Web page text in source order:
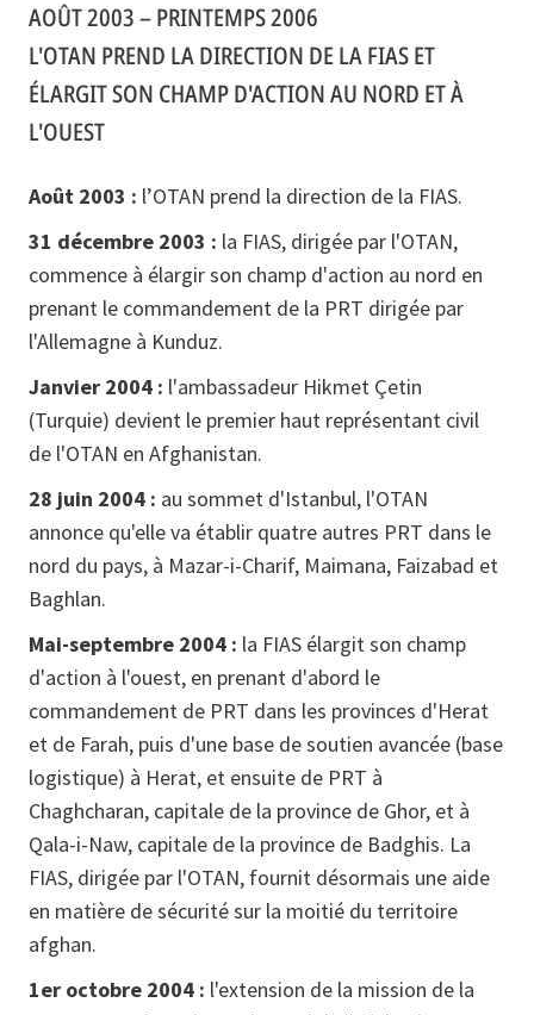
AOÛT 2003 – PRINTEMPS 2006
L'OTAN PREND LA DIRECTION DE LA FIAS ET
ÉLARGIT SON CHAMP D'ACTION AU NORD ET À
L'OUEST
Août 2003 : l’OTAN prend la direction de la FIAS.
31 décembre 2003 : la FIAS, dirigée par l'OTAN,
commence à élargir son champ d'action au nord en
prenant le commandement de la PRT dirigée par
l'Allemagne à Kunduz.
Janvier 2004 : l'ambassadeur Hikmet Çetin
(Turquie) devient le premier haut représentant civil
de l'OTAN en Afghanistan.
28 juin 2004 : au sommet d'Istanbul, l'OTAN
annonce qu'elle va établir quatre autres PRT dans le
nord du pays, à Mazar-i-Charif, Maimana, Faizabad et
Baghlan.
Mai-septembre 2004 : la FIAS élargit son champ
d'action à l'ouest, en prenant d'abord le
commandement de PRT dans les provinces d'Herat
et de Farah, puis d'une base de soutien avancée (base
logistique) à Herat, et ensuite de PRT à
Chaghcharan, capitale de la province de Ghor, et à
Qala-i-Naw, capitale de la province de Badghis. La
FIAS, dirigée par l'OTAN, fournit désormais une aide
en matière de sécurité sur la moitié du territoire
afghan.
1er octobre 2004 : l'extension de la mission de la